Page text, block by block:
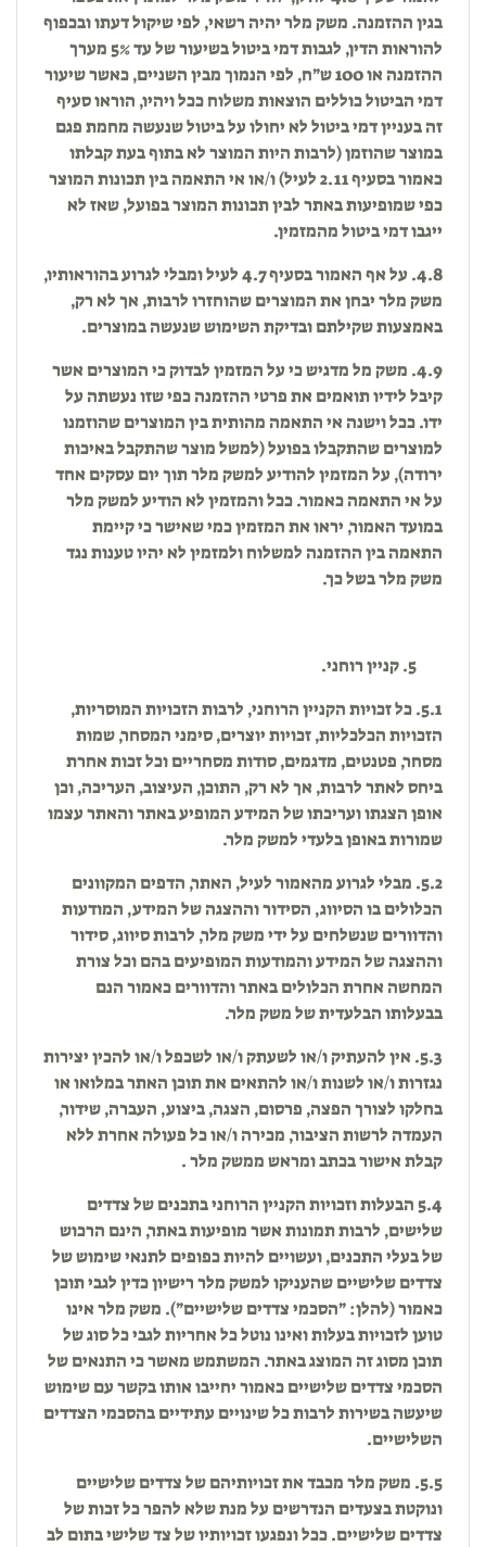
בגין ההזמנה. משק מלר יהיה רשאי, לפי שיקול דעתו ובכפוף
להוראות הדין, לגבות דמי ביטול בשיעור של עד 5% מערך
ההזמנה או 100 ש״ח, לפי הנמוך מבין השניים, כאשר שיעור
דמי הביטול כוללים הוצאות משלוח ככל ויהיו, הוראו סעיף
זה בעניין דמי ביטול לא יחולו על ביטול שנעשה מחמת פגם
במוצר שהוזמן (לרבות היות המוצר לא בתוף בעת קבלתו
כאמור בסעיף 2.11 לעיל) ו/או אי התאמה בין תכונות המוצר
כפי שמופיעות באתר לבין תכונות המוצר בפועל, שאז לא
ייגבו דמי ביטול מהמזמין.
4.8. על אף האמור בסעיף 4.7 לעיל ומבלי לגרוע בהוראותיו,
משק מלר יבחן את המוצרים שהוחזרו לרבות, אך לא רק,
באמצעות שקילתם ובדיקת השימוש שנעשה במוצרים.
4.9. משק מל מדגיש כי על המזמין לבדוק כי המוצרים אשר
קיבל לידיו תואמים את פרטי ההזמנה כפי שזו נעשתה על
ידו. ככל וישנה אי התאמה מהותית בין המוצרים שהוזמנו
למוצרים שהתקבלו בפועל (למשל מוצר שהתקבל באיכות
ירודה), על המזמין להודיע למשק מלר תוך יום עסקים אחד
על אי התאמה כאמור. ככל והמזמין לא הודיע למשק מלר
במועד האמור, יראו את המזמין כמי שאישר כי קיימת
התאמה בין ההזמנה למשלוח ולמזמין לא יהיו טענות נגד
משק מלר בשל כך.
קניין רוחני.
5.1. כל זכויות הקניין הרוחני, לרבות הזכויות המוסריות,
הזכויות הכלכליות, זכויות יוצרים, סימני המסחר, שמות
מסחר, פטנטים, מדגמים, סודות מסחריים וכל זכות אחרת
ביחס לאתר לרבות, אך לא רק, התוכן, העיצוב, העריכה, וכן
אופן הצגתו ועריכתו של המידע המופיע באתר והאתר עצמו
שמורות באופן בלעדי למשק מלר.
5.2. מבלי לגרוע מהאמור לעיל, האתר, הדפים המקוונים
הכלולים בו הסיווג, הסידור וההצגה של המידע, המודעות
והדוורים שנשלחים על ידי משק מלר, לרבות סיווג, סידור
וההצגה של המידע והמודעות המופיעים בהם וכל צורת
המחשה אחרת הכלולים באתר והדוורים כאמור הנם
בבעלותו הבלעדית של משק מלר.
5.3. אין להעתיק ו/או לשעתק ו/או לשכפל ו/או להכין יצירות
נגזרות ו/או לשנות ו/או להתאים את תוכן האתר במלואו או
בחלקו לצורך הפצה, פרסום, הצגה, ביצוע, העברה, שידור,
העמדה לרשות הציבור, מכירה ו/או כל פעולה אחרת ללא
קבלת אישור בכתב ומראש ממשק מלר .
5.4 הבעלות וזכויות הקניין הרוחני בתכנים של צדדים
שלישים, לרבות תמונות אשר מופיעות באתר, הינם הרכוש
של בעלי התכנים, ועשויים להיות כפופים לתנאי שימוש של
צדדים שלישיים שהעניקו למשק מלר רישיון כדין לגבי תוכן
כאמור (להלן: ״הסכמי צדדים שלישיים״). משק מלר אינו
טוען לזכויות בעלות ואינו נוטל כל אחריות לגבי כל סוג של
תוכן מסוג זה המוצג באתר. המשתמש מאשר כי התנאים של
הסכמי צדדים שלישיים כאמור יחייבו אותו בקשר עם שימוש
שיעשה בשירות לרבות כל שינויים עתידיים בהסכמי הצדדים
השלישיים.
5.5. משק מלר מכבד את זכויותיהם של צדדים שלישיים
ונוקטת בצעדים הנדרשים על מנת שלא להפר כל זכות של
צדדים שלישיים. ככל ונפגעו זכויותיו של צד שלישי בתום לב